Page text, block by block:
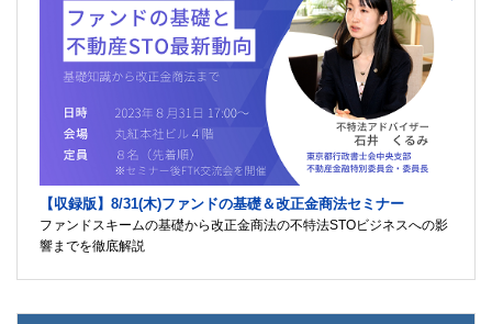
【収録版】8/31(木)ファンドの基礎＆改正金商法セミナー
ファンドスキームの基礎から改正金商法の不特法STOビジネスへの影
響までを徹底解説